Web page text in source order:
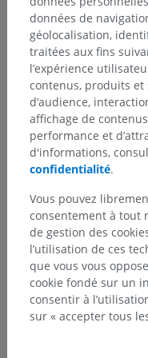
données de
géolocalisation,
traitées aux fins
l’expérience
contenus, produits et
d’audience,
affichage de
performance et
d'informations,
confidentialité.
Vous pouvez
consentement à tout
de gestion des
l’utilisation de ces
que vous vous
cookie fondé sur un
consentir à
sur « accepter tous